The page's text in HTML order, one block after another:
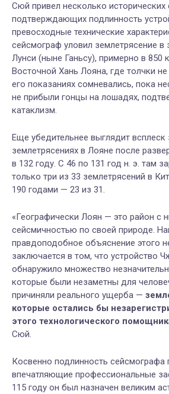
Сюй привел несколько исторических
подтверждающих подлинность
превосходные технические
сейсмограф уловил землетрясение в
Лунси (ныне Ганьсу), примерно в 850
Восточной Хань Лояна, где толчки
его показаниях сомневались, пока
не прибыли гонцы на лошадях,
катаклизм.
Еще убедительнее выглядит всплеск
землетрясениях в Лояне после
в 132 году. С 46 по 131 год н. э. там
только три из 33 землетрясений в
190 годами — 23 из 31.
«Географически Лоян — это район с
сейсмичностью по своей природе.
правдоподобное объяснение этого
заключается в том, что устройство
обнаружило множество
которые были незаметны для
причиняли реального ущерба —
которые остались бы
этого технологического
Сюй.
Косвенно подлинность
впечатляющие профессиональные
115 году он был назначен великим